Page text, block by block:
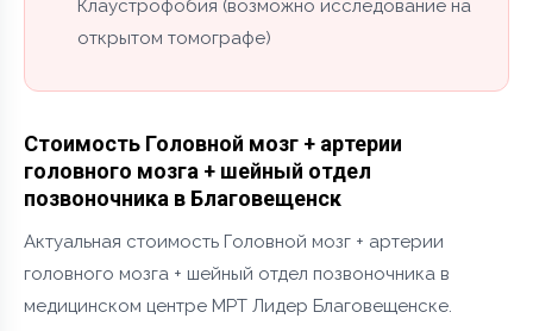
Клаустрофобия (возможно исследование на
открытом томографе)
Стоимость Головной мозг + артерии
головного мозга + шейный отдел
позвоночника в Благовещенск
Актуальная стоимость Головной мозг + артерии
головного мозга + шейный отдел позвоночника в
медицинском центре МРТ Лидер Благовещенске.